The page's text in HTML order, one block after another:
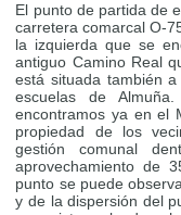
El punto de partida de
carretera comarcal O-
la izquierda que se
antiguo Camino Real
está situada también
escuelas de
encontramos ya en el
propiedad de los
gestión comunal
aprovechamiento de
punto se puede
y de la dispersión del